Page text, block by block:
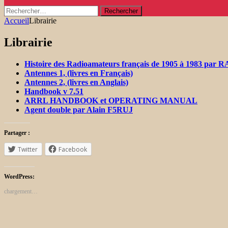
Rechercher :
AccueilLibrairie
Librairie
Histoire des Radioamateurs français de 1905 à 1983 par
Antennes 1, (livres en Français)
Antennes 2, (livres en Anglais)
Handbook v 7.51
ARRL HANDBOOK et OPERATING MANUAL
Agent double par Alain F5RUJ
Partager :
Twitter Facebook
WordPress:
chargement…